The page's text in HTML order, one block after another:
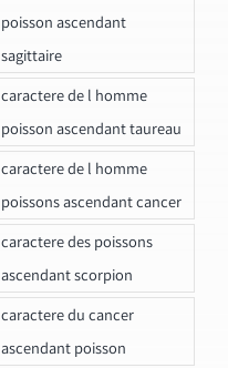
poisson ascendant
sagittaire
caractere de l homme
poisson ascendant taureau
caractere de l homme
poissons ascendant cancer
caractere des poissons
ascendant scorpion
caractere du cancer
ascendant poisson